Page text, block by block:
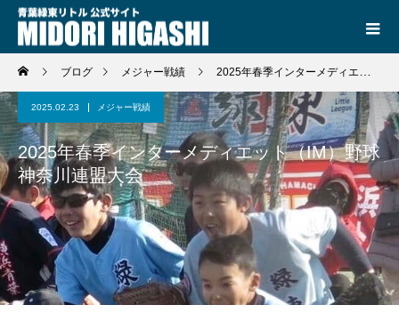
ブログ メジャー戦績 2025年春季インターメディエット（IM）野球神奈川連盟大会
2025.02.23 メジャー戦績
2025年春季インターメディエット（IM）野球
神奈川連盟大会